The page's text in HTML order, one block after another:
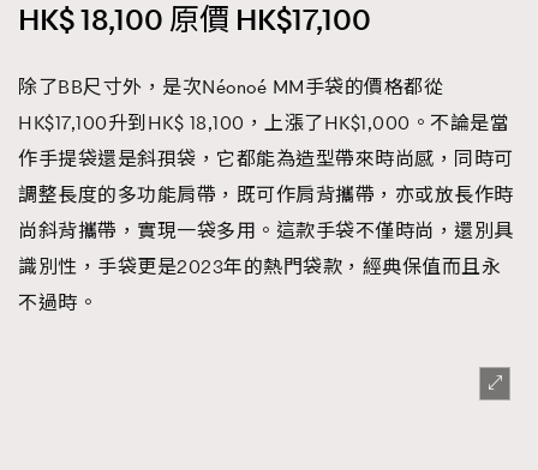
HK$ 18,100 原價 HK$17,100
除了BB尺寸外，是次Néonoé MM手袋的價格都從
HK$17,100升到HK$ 18,100，上漲了HK$1,000。不論是當
作手提袋還是斜孭袋，它都能為造型帶來時尚感，同時可
調整長度的多功能肩帶，既可作肩背攜帶，亦或放長作時
尚斜背攜帶，實現一袋多用。這款手袋不僅時尚，還別具
識別性，手袋更是2023年的熱門袋款，經典保值而且永
不過時。